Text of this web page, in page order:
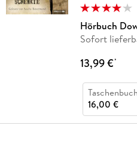
Hörbuch
Sofort
13,99 €*
Taschenbuch
16,00 €